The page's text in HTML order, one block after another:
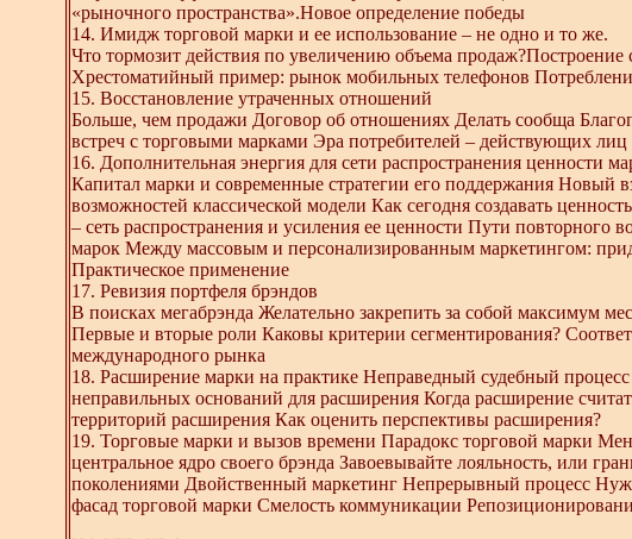
«рыночного пространства».Новое определение победы
14. Имидж торговой марки и ее использование – не одно и то же.
Что тормозит действия по увеличению объема
Хрестоматийный пример: рынок мобильных телефонов
15. Восстановление утраченных отношений
Больше, чем продажи Договор об отношениях Делать сообща
встреч с торговыми марками Эра потребителей – действующих
16. Дополнительная энергия для сети распространения ценности
Капитал марки и современные стратегии его поддержания Новый
возможностей классической модели Как сегодня создавать
– сеть распространения и усиления ее ценности Пути повторного
марок Между массовым и персонализированным маркетингом:
Практическое применение
17. Ревизия портфеля брэндов
В поисках мегабрэнда Желательно закрепить за собой максимум
Первые и вторые роли Каковы критерии сегментирования?
международного рынка
18. Расширение марки на практике Неправедный судебный
неправильных оснований для расширения Когда расширение
территорий расширения Как оценить перспективы расширения?
19. Торговые марки и вызов времени Парадокс торговой марки
центральное ядро своего брэнда Завоевывайте лояльность, или
поколениями Двойственный маркетинг Непрерывный процесс
фасад торговой марки Смелость коммуникации